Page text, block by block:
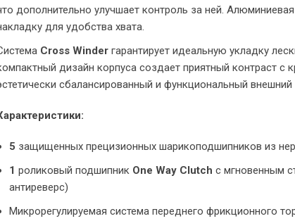
дополнительно улучшает контроль за ней.
для удобства хвата.
Cross Winder гарантирует идеальную укладку
дизайн корпуса создает приятный контраст с
сбалансированный и функциональный внешний
5 защищенных прецизионных шарикоподшипников из
1 роликовый подшипник One Way Clutch с мгновенным
антиреверс)
Микрорегулируемая система переднего фрикционного